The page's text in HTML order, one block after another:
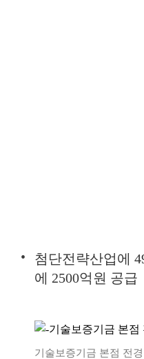
첨단전략산업에
에 2500억원 공급
기술보증기금 본점 전